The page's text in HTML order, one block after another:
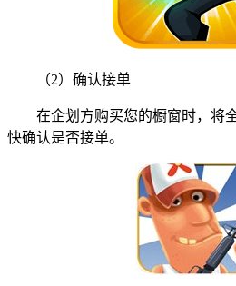
（2）确认接单
在企划方购买您的橱窗时，将
快确认是否接单。